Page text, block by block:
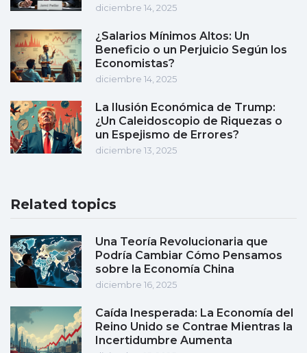
diciembre 14, 2025
¿Salarios Mínimos Altos: Un
Beneficio o un Perjuicio Según los
Economistas?
diciembre 14, 2025
La Ilusión Económica de Trump:
¿Un Caleidoscopio de Riquezas o
un Espejismo de Errores?
diciembre 13, 2025
Related topics
Una Teoría Revolucionaria que
Podría Cambiar Cómo Pensamos
sobre la Economía China
diciembre 16, 2025
Caída Inesperada: La Economía del
Reino Unido se Contrae Mientras la
Incertidumbre Aumenta